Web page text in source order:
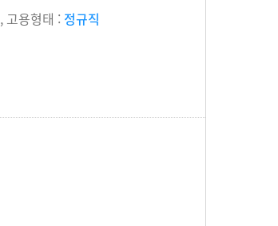
, 고용형태 : 정규직